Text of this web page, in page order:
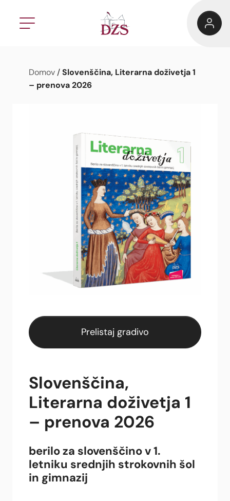
Domov / Slovenščina, Literarna doživetja 1
– prenova 2026
Prelistaj gradivo
Slovenščina,
Literarna doživetja 1
– prenova 2026
berilo za slovenščino v 1.
letniku srednjih strokovnih šol
in gimnazij